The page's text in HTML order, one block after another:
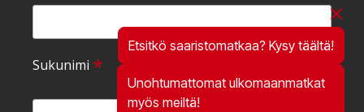
Etsitkö saaristomatkaa? Kysy täältä!
Unohtumattomat ulkomaanmatkat
myös meiltä!
Sukunimi *